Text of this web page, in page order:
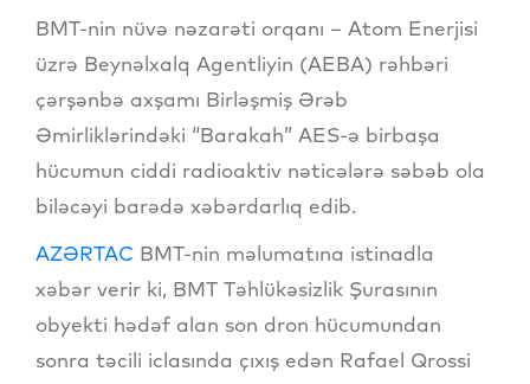
BMT-nin nüvə nəzarəti orqanı – Atom Enerjisi
üzrə Beynəlxalq Agentliyin (AEBA) rəhbəri
çərşənbə axşamı Birləşmiş Ərəb
Əmirliklərindəki “Barakah” AES-ə birbaşa
hücumun ciddi radioaktiv nəticələrə səbəb ola
biləcəyi barədə xəbərdarlıq edib.
AZƏRTAC BMT-nin məlumatına istinadla
xəbər verir ki, BMT Təhlükəsizlik Şurasının
obyekti hədəf alan son dron hücumundan
sonra təcili iclasında çıxış edən Rafael Qrossi